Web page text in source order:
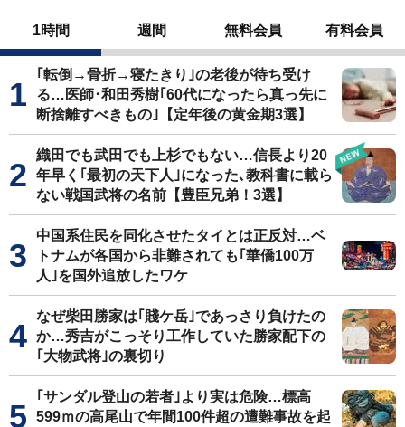
1時間 週間 無料会員 有料会員
｢転倒→骨折→寝たきり｣の老後が待ち受け
る…医師･和田秀樹｢60代になったら真っ先に
断捨離すべきもの｣【定年後の黄金期3選】
織田でも武田でも上杉でもない…信長より20
年早く｢最初の天下人｣になった､教科書に載ら
ない戦国武将の名前【豊臣兄弟！3選】
中国系住民を同化させたタイとは正反対…ベ
トナムが各国から非難されても｢華僑100万
人｣を国外追放したワケ
なぜ柴田勝家は｢賤ケ岳｣であっさり負けたの
か…秀吉がこっそり工作していた勝家配下の
｢大物武将｣の裏切り
｢サンダル登山の若者｣より実は危険…標高
599ｍの高尾山で年間100件超の遭難事故を起